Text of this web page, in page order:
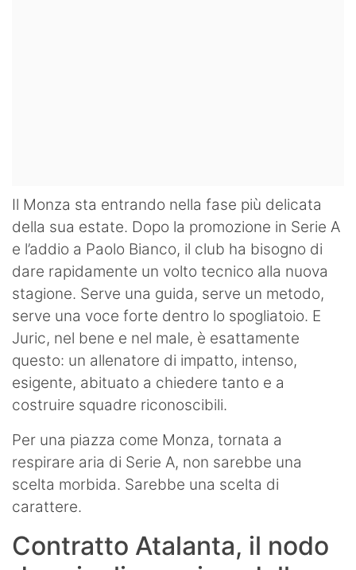
Il Monza sta entrando nella fase più delicata
della sua estate. Dopo la promozione in Serie A
e l’addio a Paolo Bianco, il club ha bisogno di
dare rapidamente un volto tecnico alla nuova
stagione. Serve una guida, serve un metodo,
serve una voce forte dentro lo spogliatoio. E
Juric, nel bene e nel male, è esattamente
questo: un allenatore di impatto, intenso,
esigente, abituato a chiedere tanto e a
costruire squadre riconoscibili.
Per una piazza come Monza, tornata a
respirare aria di Serie A, non sarebbe una
scelta morbida. Sarebbe una scelta di
carattere.
Contratto Atalanta, il nodo